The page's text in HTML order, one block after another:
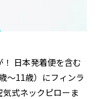
日本発着便を含む
～11歳）にフィンラ
式ネックピローま